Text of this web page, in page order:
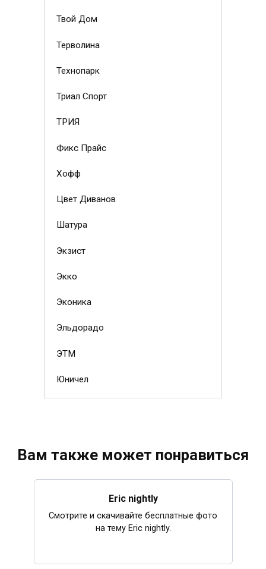
Твой Дом
Терволина
Технопарк
Триал Спорт
ТРИЯ
Фикс Прайс
Хофф
Цвет Диванов
Шатура
Экзист
Экко
Эконика
Эльдорадо
ЭТМ
Юничел
Вам также может понравиться
Eric nightly
Смотрите и скачивайте бесплатные фото
на тему Eric nightly.